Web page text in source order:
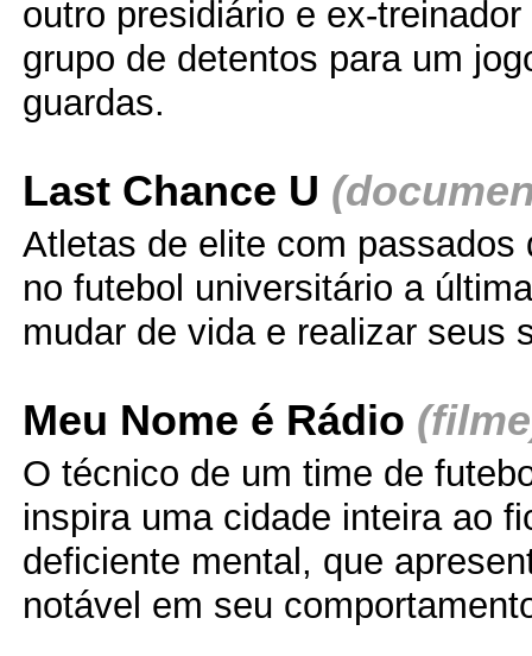
outro presidiário e ex-
grupo de detentos para um
guardas.
Last Chance U
Atletas de elite com passados
no futebol universitário a
mudar de vida e realizar seus
Meu Nome é Rádio
O técnico de um time de
inspira uma cidade inteira ao
deficiente mental, que
notável em seu